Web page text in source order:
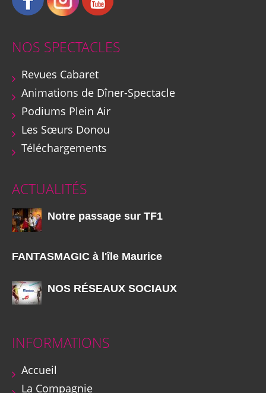
NOS SPECTACLES
Revues Cabaret
Animations de Dîner-Spectacle
Podiums Plein Air
Les Sœurs Donou
Téléchargements
ACTUALITÉS
Notre passage sur TF1
FANTASMAGIC à l'île Maurice
NOS RÉSEAUX SOCIAUX
INFORMATIONS
Accueil
La Compagnie